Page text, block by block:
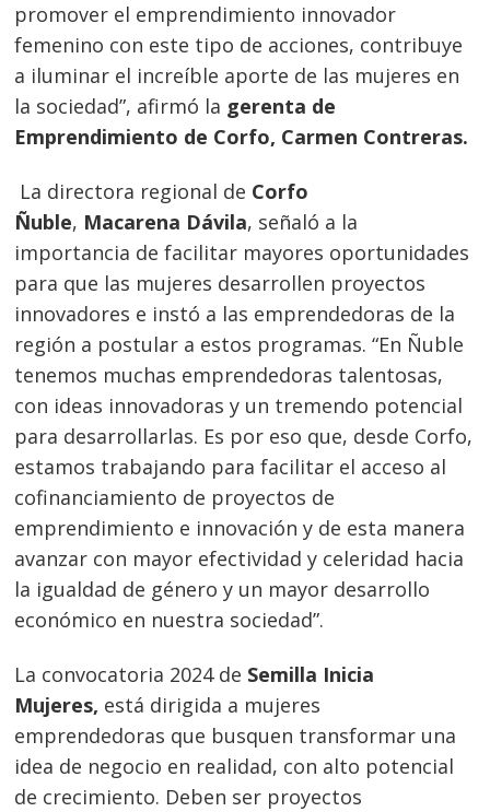
promover el emprendimiento innovador
femenino con este tipo de acciones, contribuye
a iluminar el increíble aporte de las mujeres en
la sociedad”, afirmó la gerenta de
Emprendimiento de Corfo, Carmen Contreras.
La directora regional de Corfo
Ñuble, Macarena Dávila, señaló a la
importancia de facilitar mayores oportunidades
para que las mujeres desarrollen proyectos
innovadores e instó a las emprendedoras de la
región a postular a estos programas. “En Ñuble
tenemos muchas emprendedoras talentosas,
con ideas innovadoras y un tremendo potencial
para desarrollarlas. Es por eso que, desde Corfo,
estamos trabajando para facilitar el acceso al
cofinanciamiento de proyectos de
emprendimiento e innovación y de esta manera
avanzar con mayor efectividad y celeridad hacia
la igualdad de género y un mayor desarrollo
económico en nuestra sociedad”.
La convocatoria 2024 de Semilla Inicia
Mujeres, está dirigida a mujeres
emprendedoras que busquen transformar una
idea de negocio en realidad, con alto potencial
de crecimiento. Deben ser proyectos